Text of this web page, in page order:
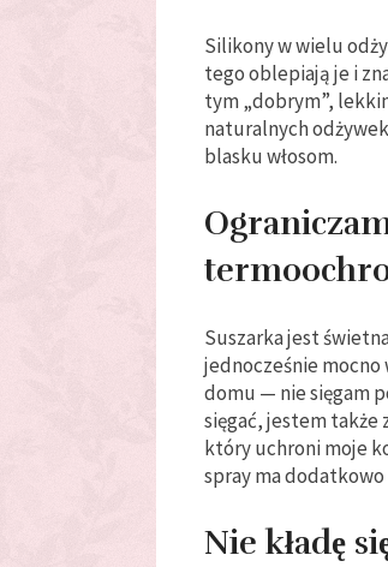
Silikony w wielu
tego oblepiają je i
tym „dobrym”,
naturalnych
blasku włosom.
Suszarka jest
jednocześnie mocno
domu — nie sięgam
sięgać, jestem także
który uchroni moje
spray ma dodatkowo
Nie kładę